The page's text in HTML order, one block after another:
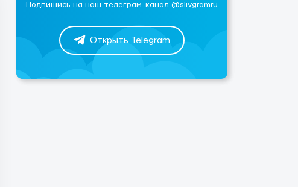
Подпишись на наш телеграм-канал @slivgramru
Открыть Telegram